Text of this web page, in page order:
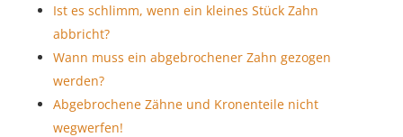
Ist es schlimm, wenn ein kleines Stück Zahn
abbricht?
Wann muss ein abgebrochener Zahn gezogen
werden?
Abgebrochene Zähne und Kronenteile nicht
wegwerfen!